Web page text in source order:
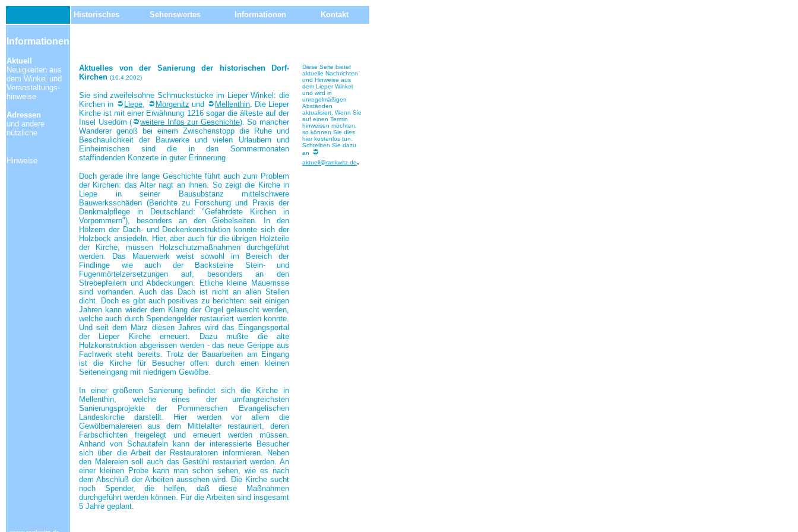
Historisches Sehenswertes Informationen Kontakt
Informationen
Aktuell
Neuigkeiten aus
dem Winkel und
Veranstaltungs-
hinweise
Adressen
und andere
nützliche
Hinweise
Aktuelles von der Sanierung der historischen Dorf-
Kirchen (16.4.2002)
Sie sind zweifelsohne Schmuckstücke im Lieper Winkel: die
Kirchen in
Liepe, Morgenitz und Mellenthin. Die Lieper
Kirche ist mit einer Erwähnung 1216 sogar die älteste auf der
Insel Usedom (
weitere Infos zur Geschichte). So mancher
Wanderer genoß bei einem Zwischenstopp die Ruhe und
Beschaulichkeit der Bauwerke und vielen Urlaubern und
Einheimischen sind die in den Sommermonaten
staffindenden Konzerte in guter Erinnerung.
Doch gerade ihre lange Geschichte führt auch zum Problem
der Kirchen: das Alter nagt an ihnen. So zeigt die Kirche in
Liepe in seiner Bausubstanz mittelschwere
Bauwerksschäden (Berichte zu Forschung und Praxis der
Denkmalpflege in Deutschland: "Gefährdete Kirchen in
Vorpommern"), besonders an den Giebelseiten. In den
Hölzern der Dach- und Deckenkonstruktion konnte sich der
Holzbock ansiedeln. Hier, aber auch für die übrigen Holzteile
der Kirche, müssen Holzschutzmaßnahmen durchgeführt
werden. Das Mauerwerk weist sowohl im Bereich der
Findlinge wie auch der Backsteine Stein- und
Fugenmörtelzersetzungen auf, besonders an den
Strebepfeilern und Abdeckungen. Etliche kleine Mauerrisse
sind vorhanden. Auch das Dach ist nicht an allen Stellen
dicht. Doch es gibt auch positives zu berichten: seit einigen
Jahren kann wieder dem Klang der Orgel gelauscht werden,
welche auch durch Spendengelder restauriert werden konnte.
Und seit dem März diesen Jahres wird das Eingangsportal
der Lieper Kirche erneuert. Dazu mußte die alte
Holzkonstruktion abgerissen werden - das neue Gerippe aus
Fachwerk steht bereits. Trotz der Bauarbeiten am Eingang
ist die Kirche für Besucher offen: durch einen kleinen
Seiteneingang mit niedrigem Gewölbe.
In einer größeren Sanierung befindet sich die Kirche in
Mellenthin, welche eines der umfangreichsten
Sanierungsprojekte der Pommerschen Evangelischen
Landeskirche darstellt. Hier werden vor allem die
Gewölbemalereien aus dem Mittelalter restauriert, deren
Farbschichten freigelegt und erneuert werden müssen.
Anhand von Schautafeln kann der interessierte Besucher
sich über die Arbeit der Restauratoren informieren. Neben
den Malereien soll auch das Gestühl restauriert werden. An
einer kleinen Probe kann man schon sehen, wie es nach
dem Abschluß der Arbeiten aussehen wird. Die Kirche sucht
noch Spender, die helfen, daß diese Maßnahmen
durchgeführt werden können. Für die Arbeiten sind insgesamt
5 Jahre geplant.
Diese Seite bietet
aktuelle Nachrichten
und Hinweise aus
dem Lieper Winkel
und wird in
unregelmäßigen
Abständen
aktualisiert. Wenn Sie
auf einen Termin
hinweisen möchten,
so können Sie dies
hier kostenlos tun.
Schreiben Sie dazu
an
aktuell@rankwitz.de.